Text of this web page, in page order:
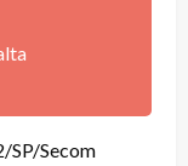
SP/Secom